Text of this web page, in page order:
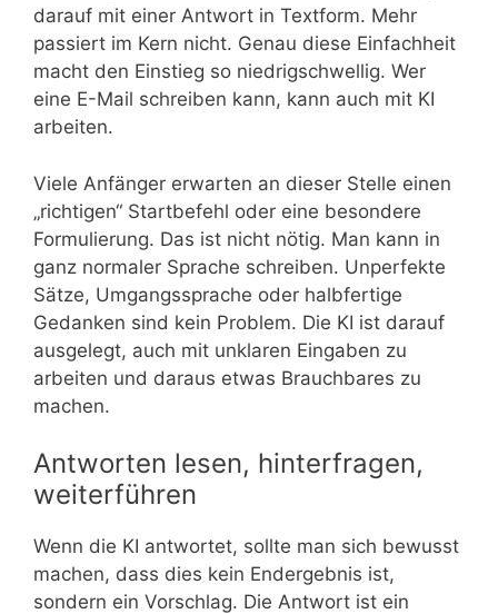
darauf mit einer Antwort in Textform. Mehr
passiert im Kern nicht. Genau diese Einfachheit
macht den Einstieg so niedrigschwellig. Wer
eine E-Mail schreiben kann, kann auch mit KI
arbeiten.
Viele Anfänger erwarten an dieser Stelle einen
„richtigen“ Startbefehl oder eine besondere
Formulierung. Das ist nicht nötig. Man kann in
ganz normaler Sprache schreiben. Unperfekte
Sätze, Umgangssprache oder halbfertige
Gedanken sind kein Problem. Die KI ist darauf
ausgelegt, auch mit unklaren Eingaben zu
arbeiten und daraus etwas Brauchbares zu
machen.
Antworten lesen, hinterfragen,
weiterführen
Wenn die KI antwortet, sollte man sich bewusst
machen, dass dies kein Endergebnis ist,
sondern ein Vorschlag. Die Antwort ist ein